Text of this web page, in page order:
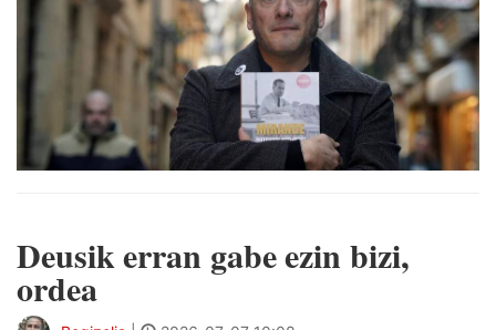
Deusik erran gabe ezin bizi,
ordea